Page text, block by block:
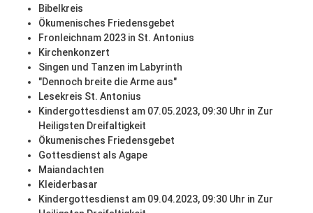
Bibelkreis
Ökumenisches Friedensgebet
Fronleichnam 2023 in St. Antonius
Kirchenkonzert
Singen und Tanzen im Labyrinth
"Dennoch breite die Arme aus"
Lesekreis St. Antonius
Kindergottesdienst am 07.05.2023, 09:30 Uhr in Zur
Heiligsten Dreifaltigkeit
Ökumenisches Friedensgebet
Gottesdienst als Agape
Maiandachten
Kleiderbasar
Kindergottesdienst am 09.04.2023, 09:30 Uhr in Zur